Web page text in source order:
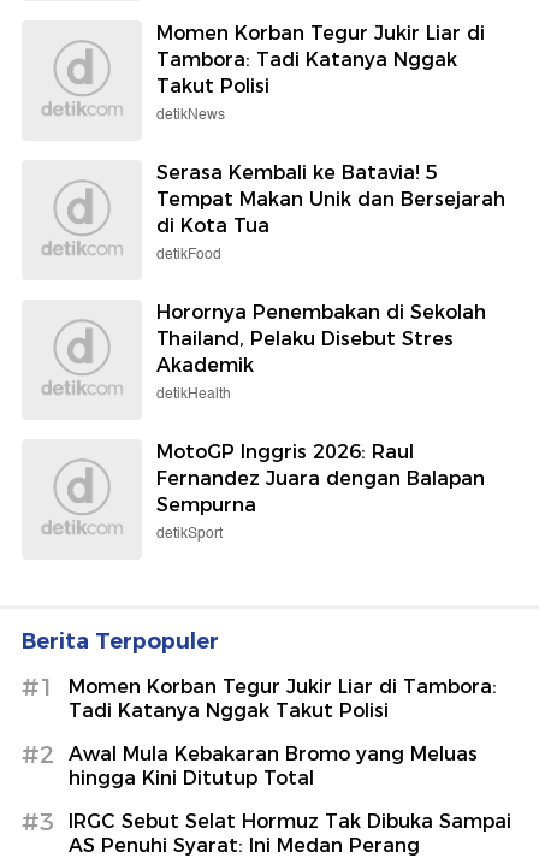
Momen Korban Tegur Jukir Liar di
Tambora: Tadi Katanya Nggak
Takut Polisi
detikNews
Serasa Kembali ke Batavia! 5
Tempat Makan Unik dan Bersejarah
di Kota Tua
detikFood
Horornya Penembakan di Sekolah
Thailand, Pelaku Disebut Stres
Akademik
detikHealth
MotoGP Inggris 2026: Raul
Fernandez Juara dengan Balapan
Sempurna
detikSport
Berita Terpopuler
#1
Momen Korban Tegur Jukir Liar di Tambora:
Tadi Katanya Nggak Takut Polisi
#2
Awal Mula Kebakaran Bromo yang Meluas
hingga Kini Ditutup Total
#3
IRGC Sebut Selat Hormuz Tak Dibuka Sampai
AS Penuhi Syarat: Ini Medan Perang